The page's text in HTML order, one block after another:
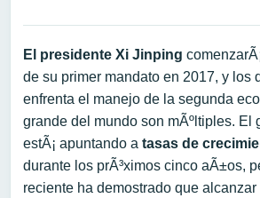
El presidente Xi Jinping
de su primer mandato en 2017, y los
enfrenta el manejo de la segunda
grande del mundo son mÃºltiples. El
estÃ¡ apuntando a tasas de
durante los prÃ³ximos cinco aÃ±os,
reciente ha demostrado que